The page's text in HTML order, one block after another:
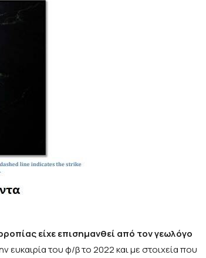
είχε επισημανθεί από τον γεωλόγο
ευκαιρία του φ/β το 2022 και με στοιχεία που